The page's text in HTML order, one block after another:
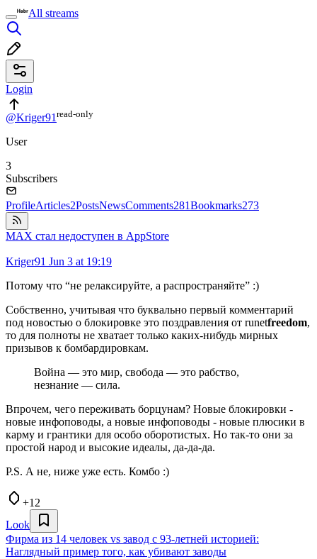
All streams
Login
@Kriger91 read⁠-⁠only
User
3
Subscribers
ProfileArticles2PostsNewsComments281Bookmarks273
МАХ стал недоступен в AppStore
Kriger91 Jun 3 at 19:19
Потому что “не релаксируйте, а распространяйте” :)
Собственно, учитывая что буквально первый комментарий
под новостью о блокировке это поздравления от runetfreedom,
то для полноты не хватает только каких-нибудь мирных
призывов к бомбардировкам.
Война — это мир, свобода — это рабство,
незнание — сила.
Впрочем, чего переживать борцунам? Новые блокировки -
новые инфоповоды, а новые инфоповоды - новые плюсики в
карму и грантики для особо оборотистых. Но так-то они за
простой народ и высокие идеалы, да-да-да.
P.S. А не, ниже уже есть. Комбо :)
+12
Look
Фирма из 14 человек vs завод с 93-летней историей:
Наглядный пример того, как убивают заводы